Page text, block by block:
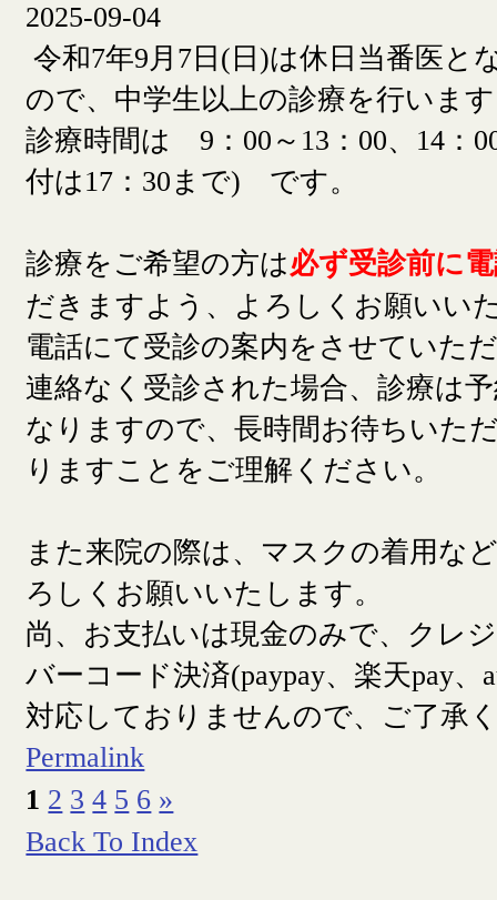
2025-09-04
令和7年9月7日(日)は休日当番医と
ので、中学生以上の診療を行います
診療時間は 9：00～13：00、14：
付は17：30まで) です。
診療をご希望の方は必ず受診前に
だきますよう、よろしくお願いい
電話にて受診の案内をさせていた
連絡なく受診された場合、診療は
なりますので、長時間お待ちいた
りますことをご理解ください。
また来院の際は、マスクの着用な
ろしくお願いいたします。
尚、お支払いは現金のみで、クレ
バーコード決済(paypay、楽天pay、
対応しておりませんので、ご了承
Permalink
1 2 3 4 5 6 »
Back To Index